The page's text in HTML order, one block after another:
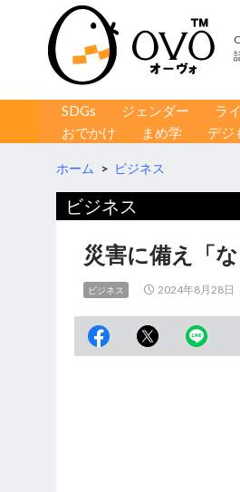
コンテンツへ移動
SDGs ジェンダー ラ
おでかけ
まめ学 デジ
ホーム > ビジネス
ビジネス
災害に備え「
ビジネス 2024年8月28日